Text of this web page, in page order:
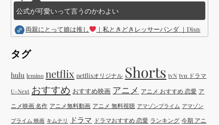
公式が可愛いって言うのかわよい
両親にとって娘は推し ｜私ときどきレッサーパンダ ｜Disney (
タグ
hulu lemino netflix netflixオリジナル Shorts tvN tvn ドラマ
U-Next おすすめ おすすめ映画 アニメ アニメ おすすめ 恋愛 ア
ニメ映画 名作 アニメ無料動画 アニメ 無料視聴 アマゾンプライム アマゾン
プライム 映画 キムテリ ドラマ ドラマおすすめ 恋愛 ランキング 今期 アニ